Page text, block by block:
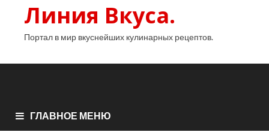
Линия Вкуса.
Портал в мир вкуснейших кулинарных рецептов.
ГЛАВНОЕ МЕНЮ